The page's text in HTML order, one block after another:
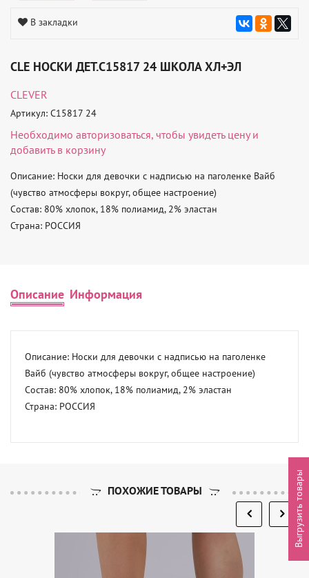
В закладки
CLE НОСКИ ДЕТ.C15817 24 ШКОЛА ХЛ+ЭЛ
CLEVER
Артикул: C15817 24
Необходимо авторизоваться, чтобы увидеть цену и
добавить в корзину
Описание: Носки для девочки с надписью на паголенке Вайб
(чувство атмосферы вокруг, общее настроение)
Состав: 80% хлопок, 18% полиамид, 2% эластан
Страна: РОССИЯ
Описание Информация
Описание: Носки для девочки с надписью на паголенке
Вайб (чувство атмосферы вокруг, общее настроение)
Состав: 80% хлопок, 18% полиамид, 2% эластан
Страна: РОССИЯ
ПОХОЖИЕ ТОВАРЫ Выгрузить товары